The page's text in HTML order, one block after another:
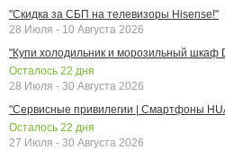
"Скидка за СБП на телевизоры Hisense!"
28 Июля - 10 Августа 2026
"Купи холодильник и морозильный шкаф
Осталось 22 дня
28 Июля - 30 Августа 2026
"Сервисные привилегии | Смартфоны
Осталось 22 дня
27 Июля - 30 Августа 2026